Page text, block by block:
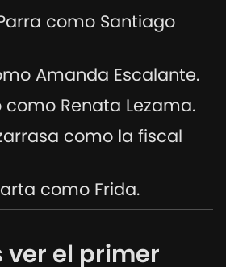
como Santiago
Amanda Escalante.
como Renata Lezama.
como la fiscal
como Frida.
ver el primer